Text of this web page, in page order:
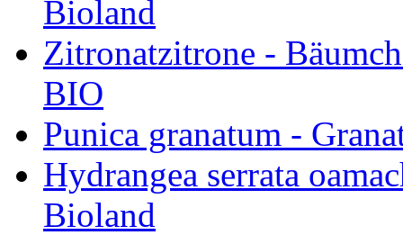
Bioland
Zitronatzitrone -
BIO
Punica granatum -
Hydrangea serrata
Bioland